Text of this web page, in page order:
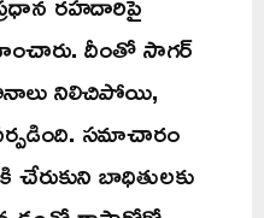
దీంతో సాగర్
నిలిచిపోయి,
సమాచారం
చేరుకుని బాధితులకు